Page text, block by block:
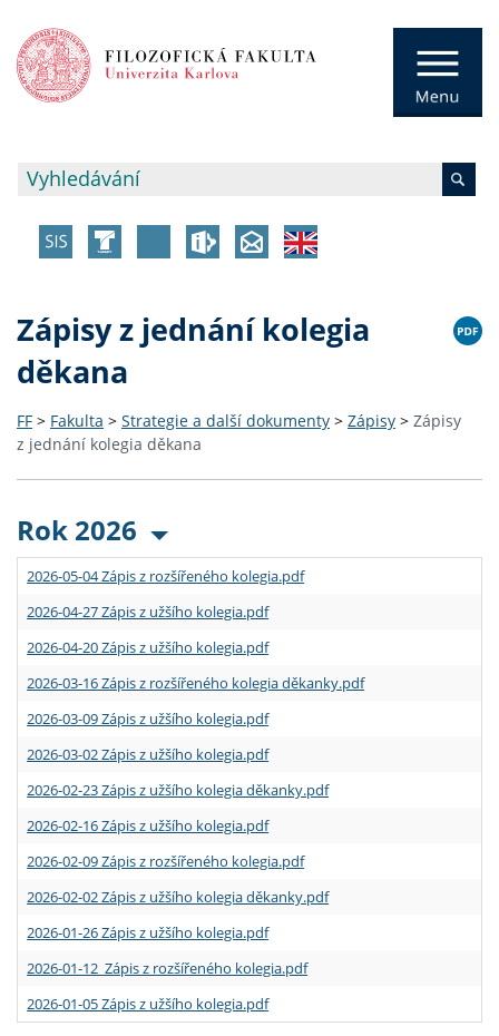
Zápisy z jednání kolegia
děkana
FF > Fakulta > Strategie a další dokumenty > Zápisy > Zápisy
z jednání kolegia děkana
Rok 2026
2026-05-04 Zápis z rozšířeného kolegia.pdf
2026-04-27 Zápis z užšího kolegia.pdf
2026-04-20 Zápis z užšího kolegia.pdf
2026-03-16 Zápis z rozšířeného kolegia děkanky.pdf
2026-03-09 Zápis z užšího kolegia.pdf
2026-03-02 Zápis z užšího kolegia.pdf
2026-02-23 Zápis z užšího kolegia děkanky.pdf
2026-02-16 Zápis z užšího kolegia.pdf
2026-02-09 Zápis z rozšířeného kolegia.pdf
2026-02-02 Zápis z užšího kolegia děkanky.pdf
2026-01-26 Zápis z užšího kolegia.pdf
2026-01-12 Zápis z rozšířeného kolegia.pdf
2026-01-05 Zápis z užšího kolegia.pdf